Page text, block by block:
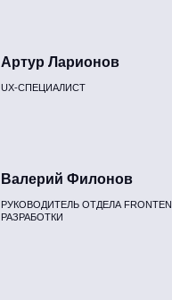
Артур Ларионов
UX-СПЕЦИАЛИСТ
Валерий Филонов
РУКОВОДИТЕЛЬ ОТДЕЛА
РАЗРАБОТКИ